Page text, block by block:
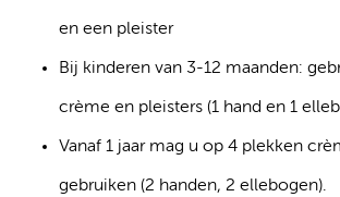
en een pleister
Bij kinderen van 3-12 maanden:
crème en pleisters (1 hand en 1
Vanaf 1 jaar mag u op 4 plekken
gebruiken (2 handen, 2 ellebogen).